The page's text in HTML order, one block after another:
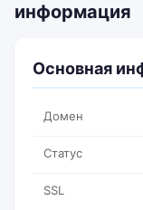
информация
Основная
Домен
Статус
SSL